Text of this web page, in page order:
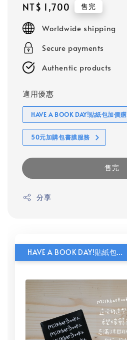
Regular
price
NT$ 1,700 售完
Worldwide shipping
Secure payments
Authentic products
適用優惠
HAVE A BOOK DAY!貼紙包加價購
50元加購包書膜服務
售完
分享
HAVE A BOOK DAY!貼紙包加價購